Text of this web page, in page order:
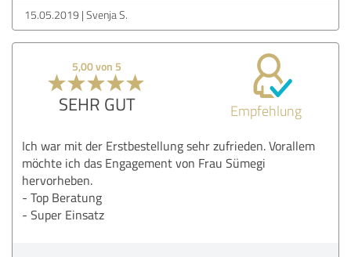
15.05.2019 Svenja S.
5,00 von 5
SEHR GUT Empfehlung
Ich war mit der Erstbestellung sehr zufrieden. Vorallem
möchte ich das Engagement von Frau Sümegi
hervorheben.
- Top Beratung
- Super Einsatz